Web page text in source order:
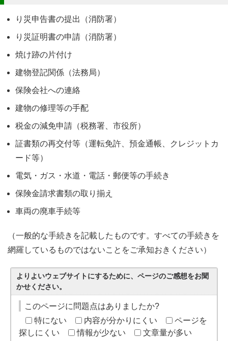
り災申告書の提出（消防署）
り災証明書の申請（消防署）
焼け跡の片付け
建物登記関係（法務局）
保険会社への連絡
建物の修理等の手配
税金の減免申請（税務署、市役所）
証書類の再交付等（運転免許、預金通帳、クレジットカ
ード等）
電気・ガス・水道・電話・郵便等の手続き
保険金請求書類の取り揃え
車両の廃車手続等
（一般的な手続きを記載したものです。すべての手続きを
網羅しているものではないことをご承知おきください）
よりよいウェブサイトにするために、ページのご感想をお聞
かせください。
このページに問題点はありましたか?
特にない
内容が分かりにくい
ページを
探しにくい
情報が少ない 文章量が多い